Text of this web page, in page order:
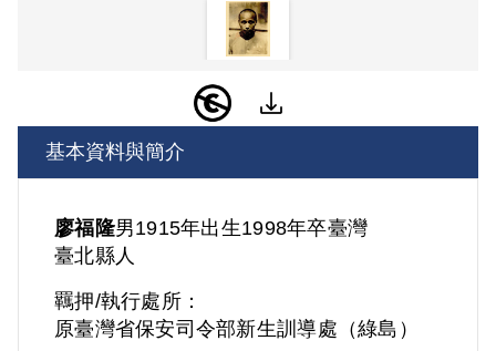
基本資料與簡介
廖福隆男1915年出生1998年卒臺灣
臺北縣人
羈押/執行處所：
原臺灣省保安司令部新生訓導處（綠島）